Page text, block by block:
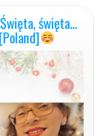
Święta, święta…